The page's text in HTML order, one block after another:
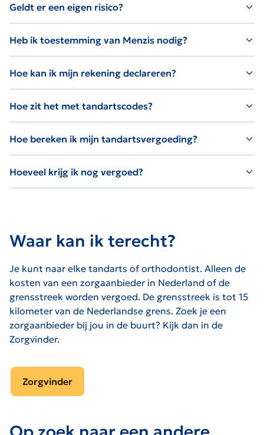
Geldt er een eigen risico?
Heb ik toestemming van Menzis nodig?
Hoe kan ik mijn rekening declareren?
Hoe zit het met tandartscodes?
Hoe bereken ik mijn tandartsvergoeding?
Hoeveel krijg ik nog vergoed?
Waar kan ik terecht?
Je kunt naar elke tandarts of orthodontist. Alleen de
kosten van een zorgaanbieder in Nederland of de
grensstreek worden vergoed. De grensstreek is tot 15
kilometer van de Nederlandse grens. Zoek je een
zorgaanbieder bij jou in de buurt? Kijk dan in de
Zorgvinder.
Zorgvinder